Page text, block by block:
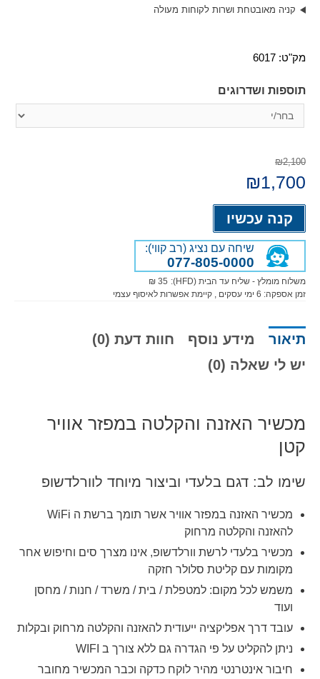
קניה מאובטחת ושרות לקוחות מעולה
מק"ט: 6017
תוספות ושדרוגים
₪2,100
המחיר
המקורי
היה:
₪2,100.
₪1,700
קנה עכשיו
שיחה עם נציג (רב קווי):
077-805-0000
משלוח מומלץ - שליח עד הבית (HFD):
35 ₪
זמן אספקה: 6 ימי עסקים , קיימת אפשרות לאיסוף עצמי
תיאור מידע נוסף
חוות דעת (0)
יש לי שאלה (0)
מכשיר האזנה והקלטה במפזר אוויר
קטן
שימו לב: דגם בלעדי וביצור מיוחד לוורלדשופ
מכשיר האזנה במפזר אוויר אשר תומך ברשת ה WiFi
להאזנה והקלטה מרחוק
מכשיר בלעדי לרשת וורלדשופ, אינו מצרך סים וחיפוש אחר
מקומות עם קליטת סלולר חזקה
משמש לכל מקום: למטפלת / בית / משרד / חנות / מחסן
ועוד
עובד דרך אפליקציה ייעודית להאזנה והקלטה מרחוק ובקלות
ניתן להקליט על פי הגדרה גם ללא צורך ב WIFI
חיבור אינטרנטי מהיר לוקח כדקה וכבר המכשיר מחובר